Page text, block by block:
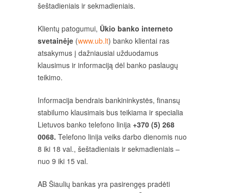
šeštadieniais ir sekmadieniais.
Klientų patogumui, Ūkio banko interneto
svetainėje (www.ub.lt) banko klientai ras
atsakymus į dažniausiai užduodamus
klausimus ir informaciją dėl banko paslaugų
teikimo.
Informacija bendrais bankininkystės, finansų
stabilumo klausimais bus teikiama ir specialia
Lietuvos banko telefono linija +370 (5) 268
0068. Telefono linija veiks darbo dienomis nuo
8 iki 18 val., šeštadieniais ir sekmadieniais –
nuo 9 iki 15 val.
AB Šiaulių bankas yra pasirengęs pradėti